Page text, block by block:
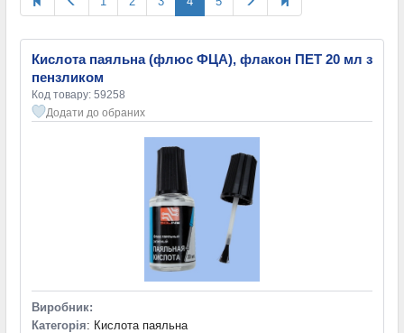
500 мл(2)
500 мл (625 г)(1)
1 л(6)
2 г(1)
10 г(21)
60 г
(9)
Кислота паяльна (флюс ФЦА), флакон ПЕТ 20 мл з
пензликом
Код товару: 59258
Додати до обраних
Виробник:
Категорія: Кислота паяльна